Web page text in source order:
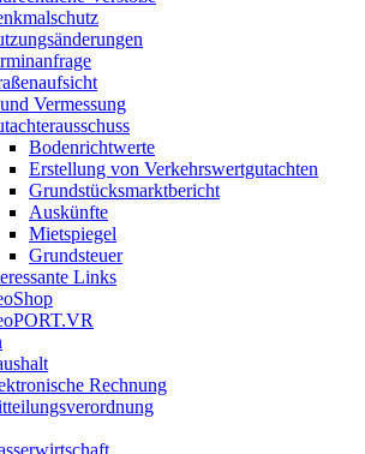
Vermessung
Bodenrichtwerte
Erstellung von Verkehrswertgutachten
Grundstücksmarktbericht
Auskünfte
Mietspiegel
Grundsteuer
Links
Rechnung